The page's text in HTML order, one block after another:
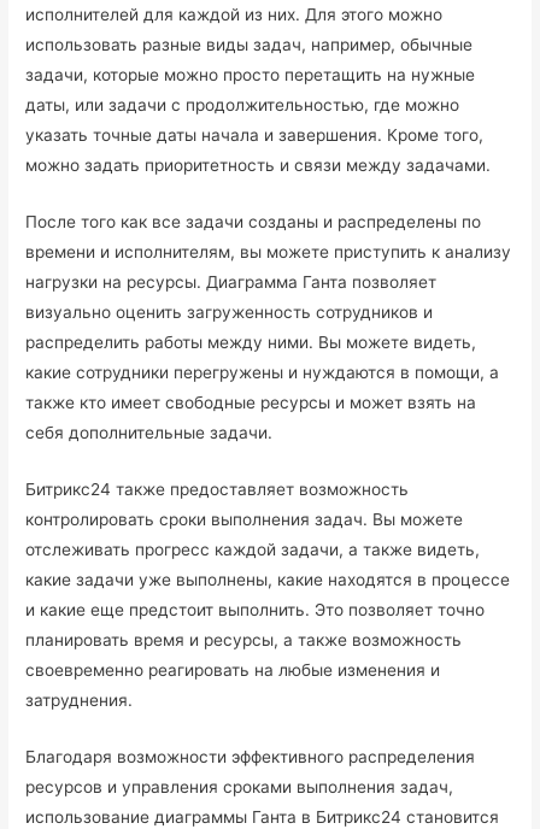
исполнителей для каждой из них. Для этого можно
использовать разные виды задач, например, обычные
задачи, которые можно просто перетащить на нужные
даты, или задачи с продолжительностью, где можно
указать точные даты начала и завершения. Кроме того,
можно задать приоритетность и связи между задачами.
После того как все задачи созданы и распределены по
времени и исполнителям, вы можете приступить к анализу
нагрузки на ресурсы. Диаграмма Ганта позволяет
визуально оценить загруженность сотрудников и
распределить работы между ними. Вы можете видеть,
какие сотрудники перегружены и нуждаются в помощи, а
также кто имеет свободные ресурсы и может взять на
себя дополнительные задачи.
Битрикс24 также предоставляет возможность
контролировать сроки выполнения задач. Вы можете
отслеживать прогресс каждой задачи, а также видеть,
какие задачи уже выполнены, какие находятся в процессе
и какие еще предстоит выполнить. Это позволяет точно
планировать время и ресурсы, а также возможность
своевременно реагировать на любые изменения и
затруднения.
Благодаря возможности эффективного распределения
ресурсов и управления сроками выполнения задач,
использование диаграммы Ганта в Битрикс24 становится